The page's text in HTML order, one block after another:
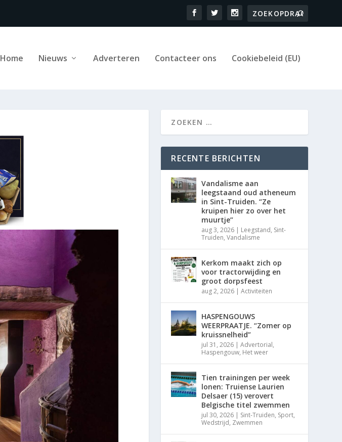
Home Nieuws Adverteren Contacteer ons Cookiebeleid (EU)
RECENTE BERICHTEN
Vandalisme aan
leegstaand oud atheneum
in Sint-Truiden. “Ze
kruipen hier zo over het
muurtje”
aug 3, 2026 | Leegstand, Sint-
Truiden,Vandalisme
Kerkom maakt zich op
voor tractorwijding en
groot dorpsfeest
aug 2, 2026 |Activiteiten
HASPENGOUWS
WEERPRAATJE. “Zomer op
kruissnelheid”
jul 31, 2026 |Advertorial,
Haspengouw, Het weer
Tien trainingen per week
lonen: Truiense Laurien
Delsaer (15) verovert
Belgische titel zwemmen
jul 30, 2026 | Sint-Truiden, Sport,
Wedstrijd, Zwemmen